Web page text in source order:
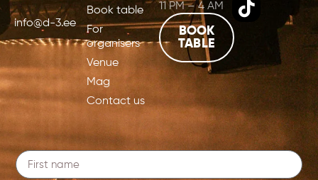
11 PM – 4 AM
BOOK
TABLE
info@d-3.ee
Book table
For
organisers
Venue
Mag
Contact us